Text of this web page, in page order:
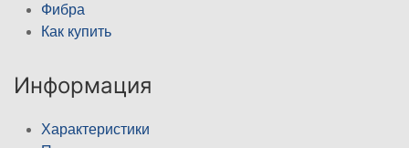
Фибра
Как купить
Информация
Характеристики